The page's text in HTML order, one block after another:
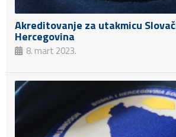
Akreditovanje za utakmicu
Hercegovina
8. mart 2023.